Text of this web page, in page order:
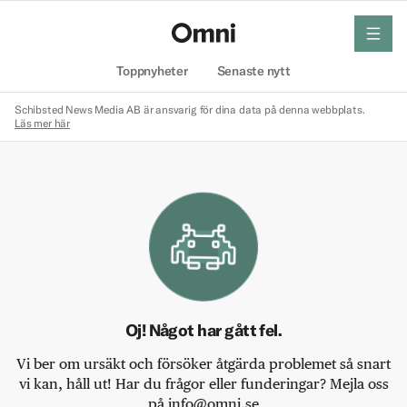
Toppnyheter Senaste nytt
meny
Schibsted News Media AB är ansvarig för dina data på denna webbplats.
Läs mer här
Oj! Något har gått fel.
Vi ber om ursäkt och försöker åtgärda problemet så snart
vi kan, håll ut! Har du frågor eller funderingar? Mejla oss